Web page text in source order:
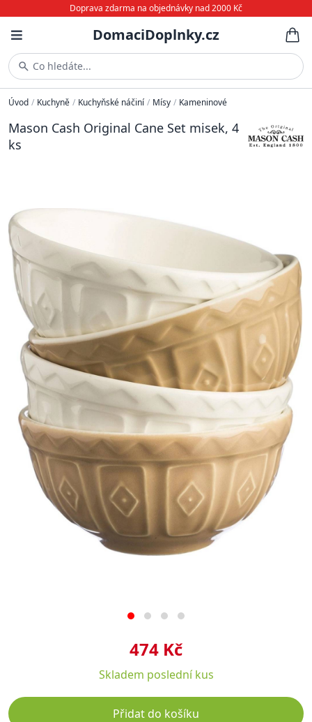
Doprava zdarma na objednávky nad 2000 Kč
DomaciDoplnky.cz
Co hledáte...
Úvod / Kuchyně / Kuchyňské náčiní / Mísy / Kameninové
Mason Cash Original Cane Set misek, 4
ks
474 Kč
Skladem poslední kus
Přidat do košíku